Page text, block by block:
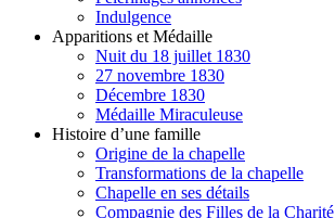
Indulgence
Apparitions et Médaille
Nuit du 18 juillet 1830
27 novembre 1830
Décembre 1830
Médaille Miraculeuse
Histoire d’une famille
Origine de la chapelle
Transformations de la chapelle
Chapelle en ses détails
Compagnie des Filles de la Charité